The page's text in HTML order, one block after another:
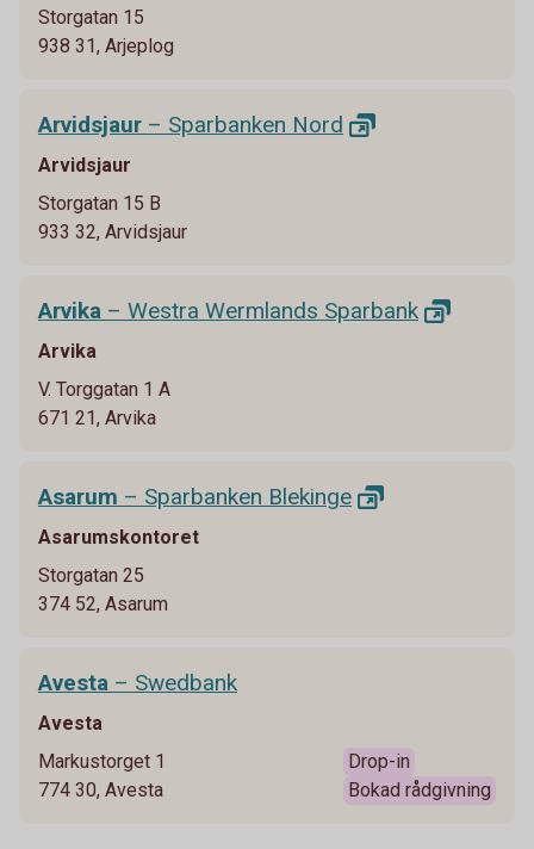
Storgatan 15
938 31, Arjeplog
Arvidsjaur – Sparbanken Nord
Arvidsjaur
Storgatan 15 B
933 32, Arvidsjaur
Arvika – Westra Wermlands Sparbank
Arvika
V. Torggatan 1 A
671 21, Arvika
Asarum – Sparbanken Blekinge
Asarumskontoret
Storgatan 25
374 52, Asarum
Avesta – Swedbank
Avesta
Markustorget 1
774 30, Avesta
Drop-in
Bokad rådgivning